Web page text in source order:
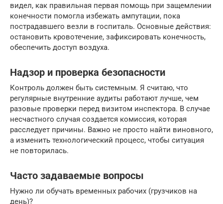
видел, как правильная первая помощь при защемлении
конечности помогла избежать ампутации, пока
пострадавшего везли в госпиталь. Основные действия:
остановить кровотечение, зафиксировать конечность,
обеспечить доступ воздуха.
Надзор и проверка безопасности
Контроль должен быть системным. Я считаю, что
регулярные внутренние аудиты работают лучше, чем
разовые проверки перед визитом инспектора. В случае
несчастного случая создается комиссия, которая
расследует причины. Важно не просто найти виновного,
а изменить технологический процесс, чтобы ситуация
не повторилась.
Часто задаваемые вопросы
Нужно ли обучать временных рабочих (грузчиков на
день)?